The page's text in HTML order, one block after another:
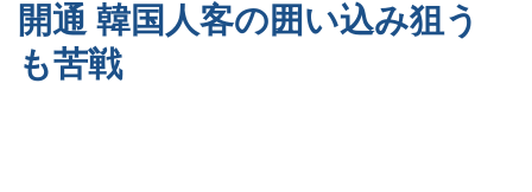
開通 韓国人客の囲い込み狙う
も苦戦